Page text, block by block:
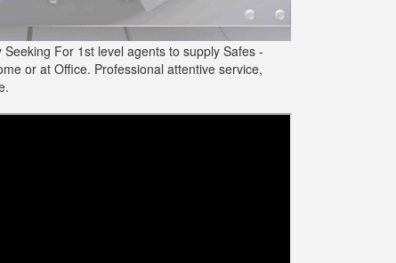
For 1st level agents to supply Safes -
or at Office. Professional attentive service,